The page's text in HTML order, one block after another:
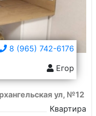
8 (965) 742-6176
Егор
ул, №12
Квартира